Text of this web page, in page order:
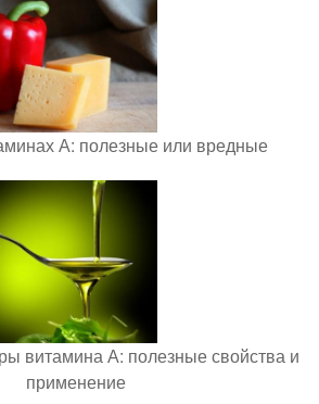
А: полезные или вредные
витамина А: полезные свойства и
применение